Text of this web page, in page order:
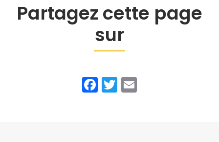
Partagez cette page
sur
Facebook
Twitter